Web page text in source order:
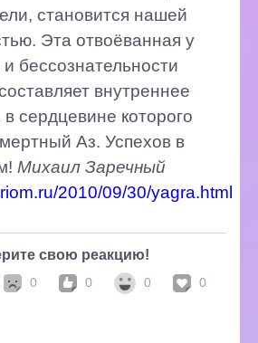
становится нашей
Эта отвоёванная у
бессознательности
внутреннее
в сердцевине которого
Аз. Успехов в
Михаил Заречный
2010/09/30/yagra.html
свою реакцию!
0 0 0
0